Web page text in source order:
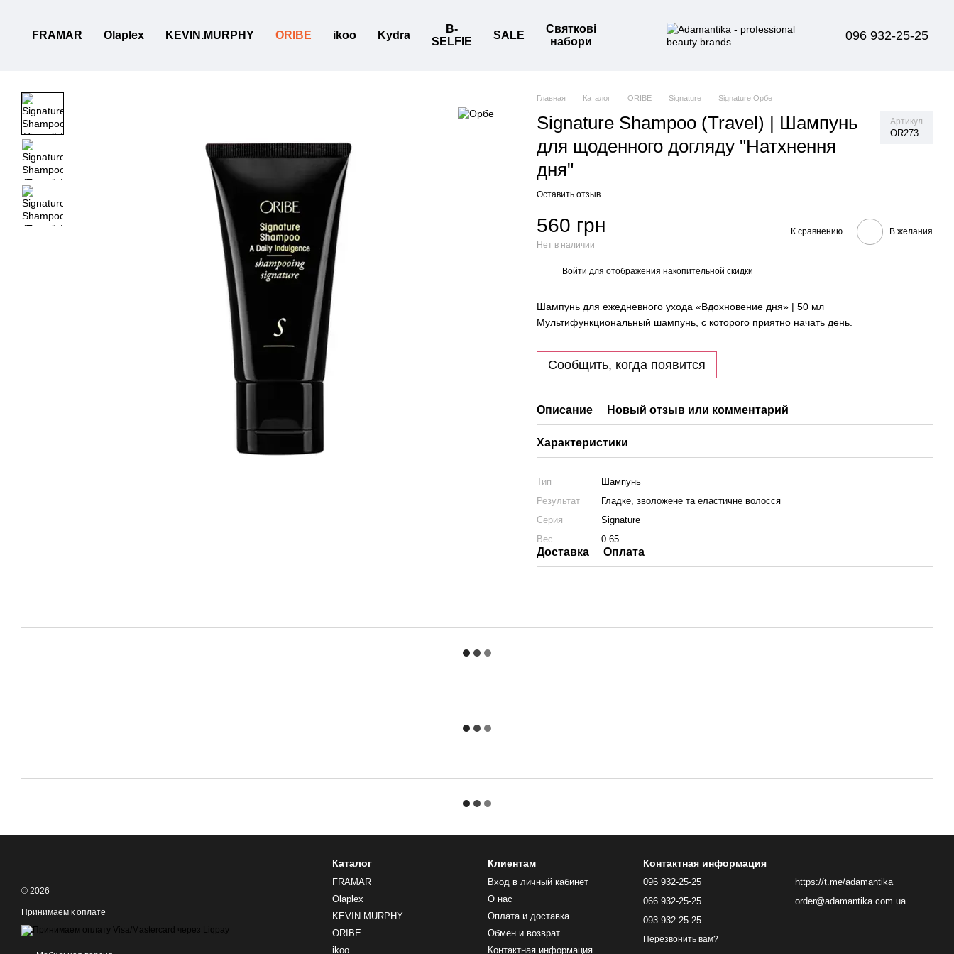
FRAMAR Olaplex KEVIN.MURPHY ORIBE ikoo Kydra
B-
SELFIE
SALE
Святкові
набори
096 932-25-25
Главная Каталог ORIBE Signature Signature Орбе
Signature Shampoo (Travel) | Шампунь
для щоденного догляду "Натхнення
дня"
Артикул
OR273
Оставить отзыв
560 грн
Нет в наличии
К сравнению В желания
Войти для отображения накопительной скидки
Шампунь для ежедневного ухода «Вдохновение дня» | 50 мл
Мультифункциональный шампунь, с которого приятно начать день.
Сообщить, когда появится
Описание Новый отзыв или комментарий
Характеристики
Тип
Шампунь
Результат
Гладке, зволожене та еластичне волосся
Серия
Signature
Вес
0.65
Доставка Оплата
© 2026
Принимаем к оплате
Каталог
FRAMAR
Olaplex
KEVIN.MURPHY
ORIBE
ikoo
Клиентам
Вход в личный кабинет
О нас
Оплата и доставка
Обмен и возврат
Контактная информация
Контактная информация
096 932-25-25
066 932-25-25
093 932-25-25
Перезвонить вам?
https://t.me/adamantika
order@adamantika.com.ua